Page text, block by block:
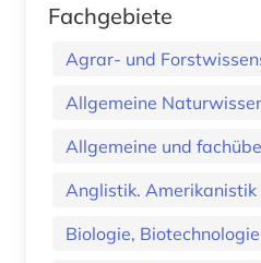
Fachgebiete
Agrar- und
Allgemeine
Allgemeine und
Anglistik. Amerikanistik
Biologie, Biotechnologie